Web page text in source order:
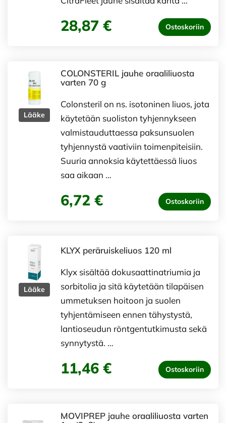
28,87 € Ostoskoriin
Lääke
COLONSTERIL jauhe oraaliliuosta
varten 70 g
Colonsteril on ns. isotoninen liuos, jota
käytetään suoliston tyhjennykseen
valmistauduttaessa paksunsuolen
tyhjennystä vaativiin toimenpiteisiin.
Suuria annoksia käytettäessä liuos
saa aikaan …
6,72 € Ostoskoriin
Lääke
KLYX peräruiskeliuos 120 ml
Klyx sisältää dokusaattinatriumia ja
sorbitolia ja sitä käytetään tilapäisen
ummetuksen hoitoon ja suolen
tyhjentämiseen ennen tähystystä,
lantioseudun röntgentutkimusta sekä
synnytystä. …
11,46 € Ostoskoriin
MOVIPREP jauhe oraaliliuosta varten